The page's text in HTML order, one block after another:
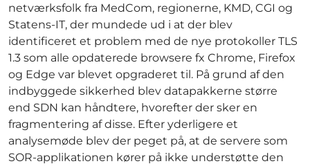
netværksfolk fra MedCom, regionerne, KMD, CGI og
Statens-IT, der mundede ud i at der blev
identificeret et problem med de nye protokoller TLS
1.3 som alle opdaterede browsere fx Chrome, Firefox
og Edge var blevet opgraderet til. På grund af den
indbyggede sikkerhed blev datapakkerne større
end SDN kan håndtere, hvorefter der sker en
fragmentering af disse. Efter yderligere et
analysemøde blev der peget på, at de servere som
SOR-applikationen kører på ikke understøtte den